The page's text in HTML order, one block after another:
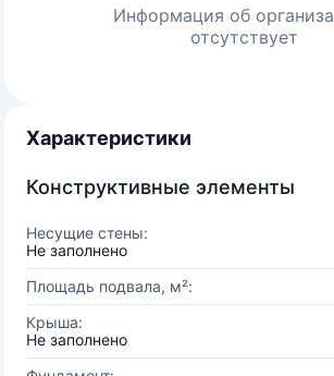
Информация об
отсутствует
Характеристики
Конструктивные элементы
Несущие стены:
Не заполнено
Площадь подвала, м²:
Крыша:
Не заполнено